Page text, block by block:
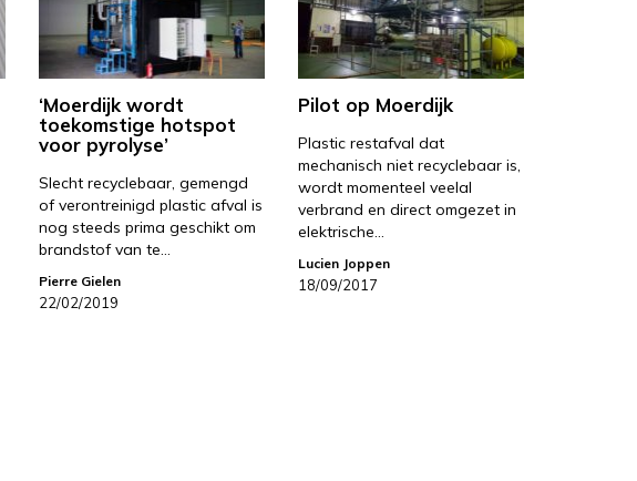
‘Moerdijk wordt
toekomstige hotspot
voor pyrolyse’
Slecht recyclebaar, gemengd
of verontreinigd plastic afval is
nog steeds prima geschikt om
brandstof van te…
Pierre Gielen
22/02/2019
Pilot op Moerdijk
Plastic restafval dat
mechanisch niet recyclebaar is,
wordt momenteel veelal
verbrand en direct omgezet in
elektrische…
Lucien Joppen
18/09/2017